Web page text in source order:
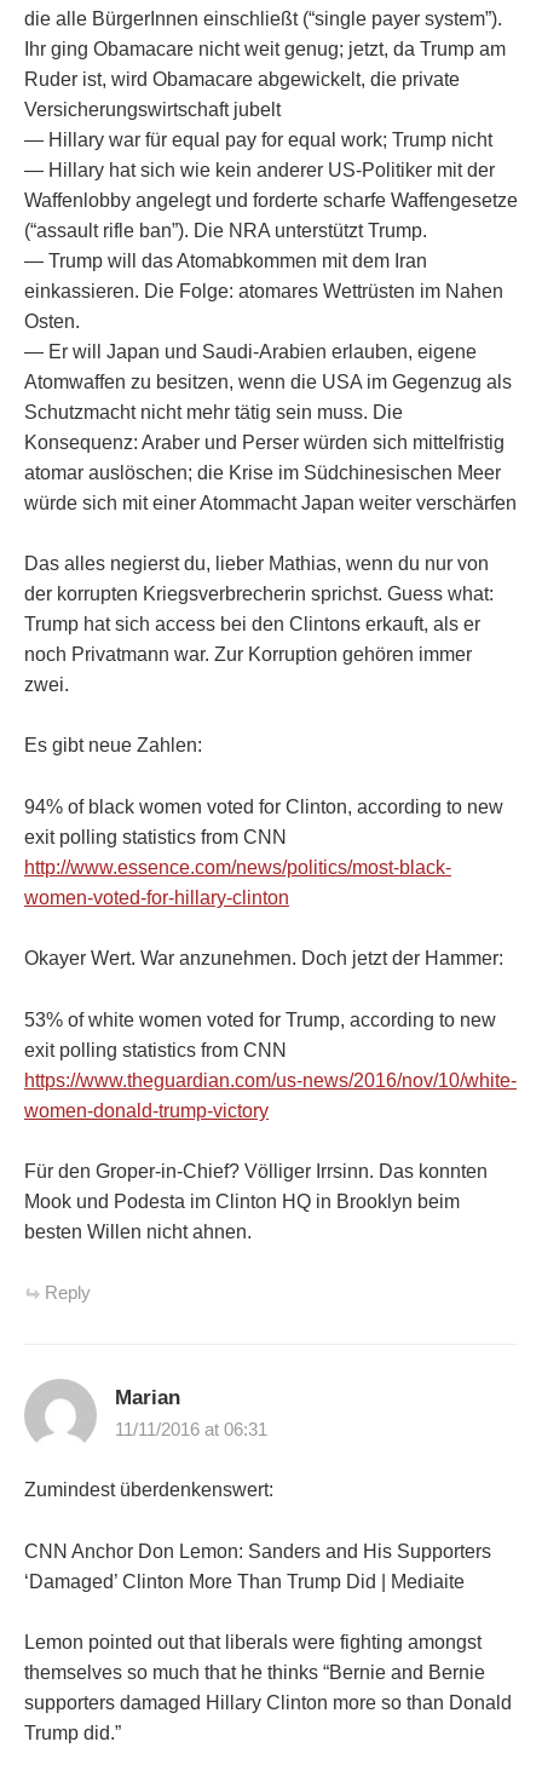
die alle BürgerInnen einschließt (“single payer system”).
Ihr ging Obamacare nicht weit genug; jetzt, da Trump am
Ruder ist, wird Obamacare abgewickelt, die private
Versicherungswirtschaft jubelt
— Hillary war für equal pay for equal work; Trump nicht
— Hillary hat sich wie kein anderer US-Politiker mit der
Waffenlobby angelegt und forderte scharfe Waffengesetze
(“assault rifle ban”). Die NRA unterstützt Trump.
— Trump will das Atomabkommen mit dem Iran
einkassieren. Die Folge: atomares Wettrüsten im Nahen
Osten.
— Er will Japan und Saudi-Arabien erlauben, eigene
Atomwaffen zu besitzen, wenn die USA im Gegenzug als
Schutzmacht nicht mehr tätig sein muss. Die
Konsequenz: Araber und Perser würden sich mittelfristig
atomar auslöschen; die Krise im Südchinesischen Meer
würde sich mit einer Atommacht Japan weiter verschärfen
Das alles negierst du, lieber Mathias, wenn du nur von
der korrupten Kriegsverbrecherin sprichst. Guess what:
Trump hat sich access bei den Clintons erkauft, als er
noch Privatmann war. Zur Korruption gehören immer
zwei.
Es gibt neue Zahlen:
94% of black women voted for Clinton, according to new
exit polling statistics from CNN
http://www.essence.com/news/politics/most-black-
women-voted-for-hillary-clinton
Okayer Wert. War anzunehmen. Doch jetzt der Hammer:
53% of white women voted for Trump, according to new
exit polling statistics from CNN
https://www.theguardian.com/us-news/2016/nov/10/white-
women-donald-trump-victory
Für den Groper-in-Chief? Völliger Irrsinn. Das konnten
Mook und Podesta im Clinton HQ in Brooklyn beim
besten Willen nicht ahnen.
Reply
Marian
11/11/2016 at 06:31
Zumindest überdenkenswert:
CNN Anchor Don Lemon: Sanders and His Supporters
‘Damaged’ Clinton More Than Trump Did | Mediaite
Lemon pointed out that liberals were fighting amongst
themselves so much that he thinks “Bernie and Bernie
supporters damaged Hillary Clinton more so than Donald
Trump did.”